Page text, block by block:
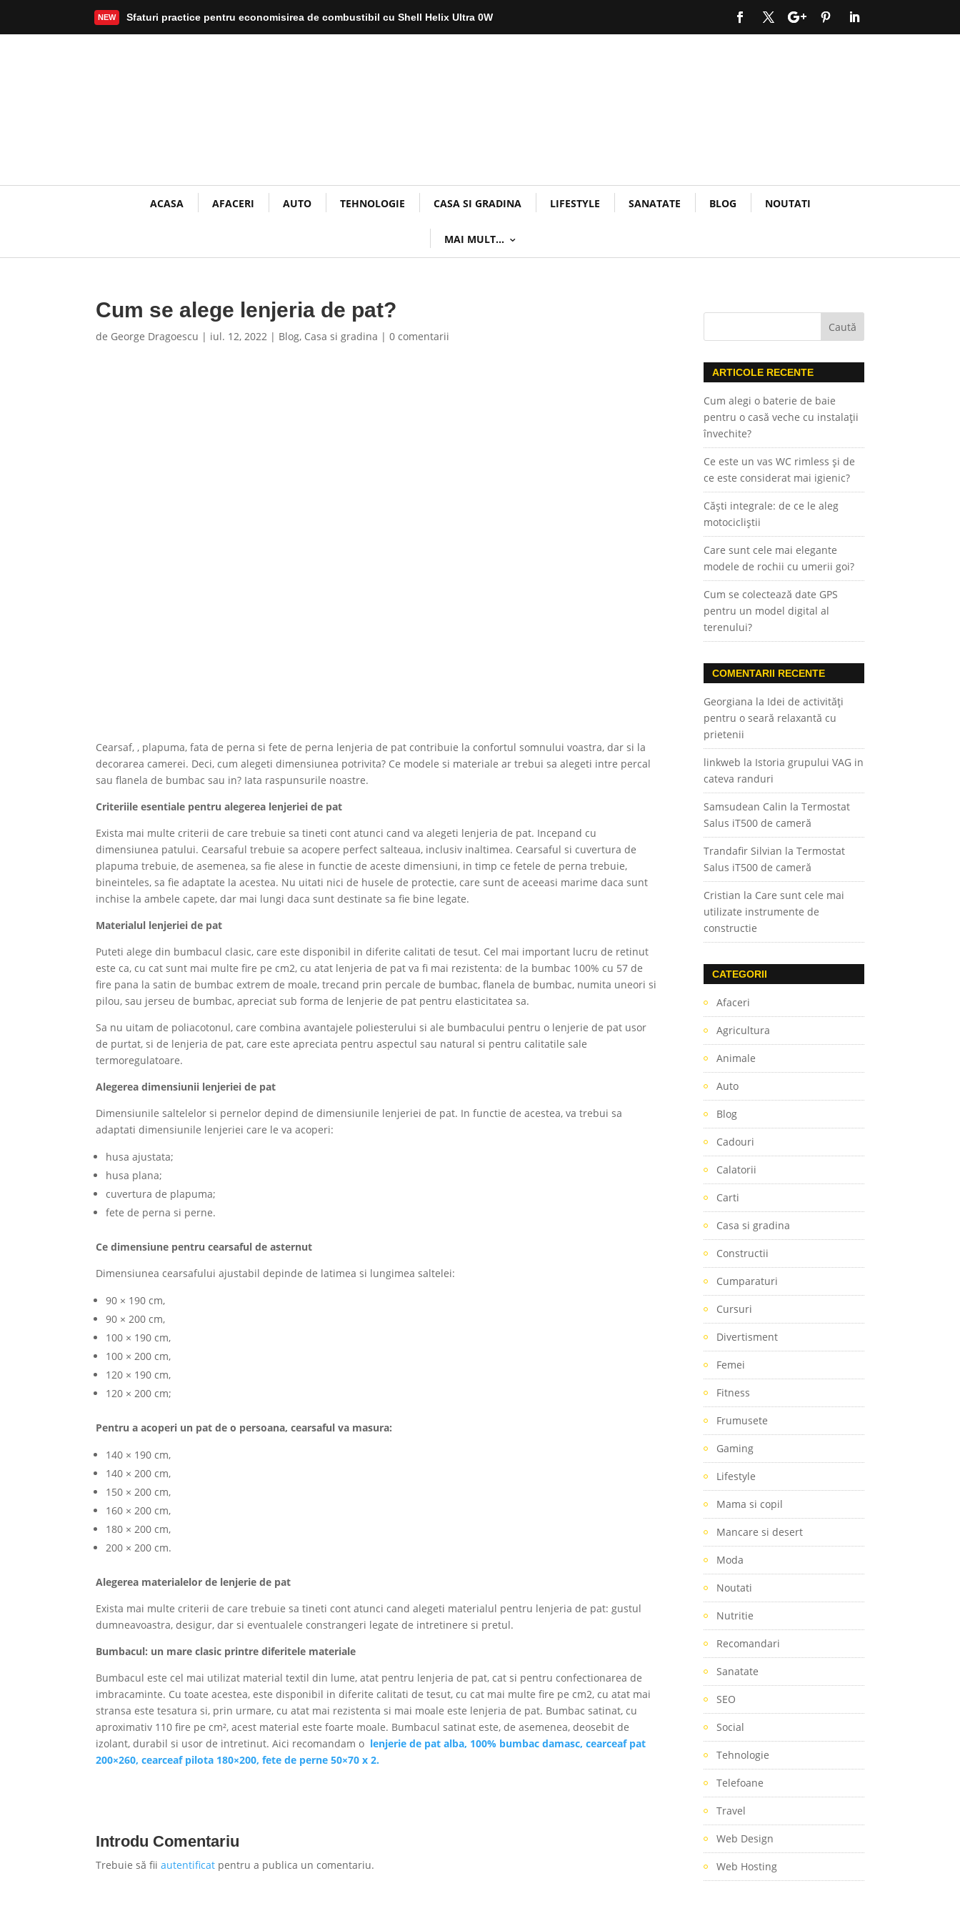
NEW Sfaturi practice pentru economisirea de combustibil cu Shell Helix Ultra 0W
Mai mult
ACASA AFACERI AUTO TEHNOLOGIE CASA SI GRADINA LIFESTYLE SANATATE BLOG NOUTATI
MAI MULT…
Cum se alege lenjeria de pat?
de George Dragoescu | iul. 12, 2022 | Blog, Casa si gradina |0 comentarii
Cearsaf, , plapuma, fata de perna si fete de perna lenjeria de pat contribuie la confortul somnului voastra, dar si la
decorarea camerei. Deci, cum alegeti dimensiunea potrivita? Ce modele si materiale ar trebui sa alegeti intre percal
sau flanela de bumbac sau in? Iata raspunsurile noastre.
Criteriile esentiale pentru alegerea lenjeriei de pat
Exista mai multe criterii de care trebuie sa tineti cont atunci cand va alegeti lenjeria de pat. Incepand cu
dimensiunea patului. Cearsaful trebuie sa acopere perfect salteaua, inclusiv inaltimea. Cearsaful si cuvertura de
plapuma trebuie, de asemenea, sa fie alese in functie de aceste dimensiuni, in timp ce fetele de perna trebuie,
bineinteles, sa fie adaptate la acestea. Nu uitati nici de husele de protectie, care sunt de aceeasi marime daca sunt
inchise la ambele capete, dar mai lungi daca sunt destinate sa fie bine legate.
Materialul lenjeriei de pat
Puteti alege din bumbacul clasic, care este disponibil in diferite calitati de tesut. Cel mai important lucru de retinut
este ca, cu cat sunt mai multe fire pe cm2, cu atat lenjeria de pat va fi mai rezistenta: de la bumbac 100% cu 57 de
fire pana la satin de bumbac extrem de moale, trecand prin percale de bumbac, flanela de bumbac, numita uneori si
pilou, sau jerseu de bumbac, apreciat sub forma de lenjerie de pat pentru elasticitatea sa.
Sa nu uitam de poliacotonul, care combina avantajele poliesterului si ale bumbacului pentru o lenjerie de pat usor
de purtat, si de lenjeria de pat, care este apreciata pentru aspectul sau natural si pentru calitatile sale
termoregulatoare.
Alegerea dimensiunii lenjeriei de pat
Dimensiunile saltelelor si pernelor depind de dimensiunile lenjeriei de pat. In functie de acestea, va trebui sa
adaptati dimensiunile lenjeriei care le va acoperi:
husa ajustata;
husa plana;
cuvertura de plapuma;
fete de perna si perne.
Ce dimensiune pentru cearsaful de asternut
Dimensiunea cearsafului ajustabil depinde de latimea si lungimea saltelei:
90 × 190 cm,
90 × 200 cm,
100 × 190 cm,
100 × 200 cm,
120 × 190 cm,
120 × 200 cm;
Pentru a acoperi un pat de o persoana, cearsaful va masura:
140 × 190 cm,
140 × 200 cm,
150 × 200 cm,
160 × 200 cm,
180 × 200 cm,
200 × 200 cm.
Alegerea materialelor de lenjerie de pat
Exista mai multe criterii de care trebuie sa tineti cont atunci cand alegeti materialul pentru lenjeria de pat: gustul
dumneavoastra, desigur, dar si eventualele constrangeri legate de intretinere si pretul.
Bumbacul: un mare clasic printre diferitele materiale
Bumbacul este cel mai utilizat material textil din lume, atat pentru lenjeria de pat, cat si pentru confectionarea de
imbracaminte. Cu toate acestea, este disponibil in diferite calitati de tesut, cu cat mai multe fire pe cm2, cu atat mai
stransa este tesatura si, prin urmare, cu atat mai rezistenta si mai moale este lenjeria de pat. Bumbac satinat, cu
aproximativ 110 fire pe cm², acest material este foarte moale. Bumbacul satinat este, de asemenea, deosebit de
izolant, durabil si usor de intretinut. Aici recomandam o lenjerie de pat alba, 100% bumbac damasc, cearceaf pat
200×260, cearceaf pilota 180×200, fete de perne 50×70 x 2.
Introdu Comentariu
Trebuie să fiiautentificat pentru a publica un comentariu.
ARTICOLE RECENTE
Cum alegi o baterie de baie
pentru o casă veche cu instalații
învechite?
Ce este un vas WC rimless și de
ce este considerat mai igienic?
Căști integrale: de ce le aleg
motocicliștii
Care sunt cele mai elegante
modele de rochii cu umerii goi?
Cum se colectează date GPS
pentru un model digital al
terenului?
COMENTARII RECENTE
Georgiana la Idei de activități
pentru o seară relaxantă cu
prietenii
linkweb la Istoria grupului VAG in
cateva randuri
Samsudean Calin laTermostat
Salus iT500 de cameră
Trandafir Silvian laTermostat
Salus iT500 de cameră
Cristian la Care sunt cele mai
utilizate instrumente de
constructie
CATEGORII
Afaceri
Agricultura
Animale
Auto
Blog
Cadouri
Calatorii
Carti
Casa si gradina
Constructii
Cumparaturi
Cursuri
Divertisment
Femei
Fitness
Frumusete
Gaming
Lifestyle
Mama si copil
Mancare si desert
Moda
Noutati
Nutritie
Recomandari
Sanatate
SEO
Social
Tehnologie
Telefoane
Travel
Web Design
Web Hosting